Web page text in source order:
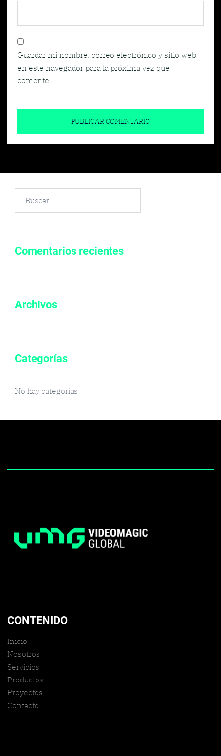
Guardar mi nombre, correo electrónico y sitio web
en este navegador para la próxima vez que
comente.
Comentarios recientes
Archivos
Categorías
No hay categorías
CONTENIDO
Inicio
Nosotros
Servicios
Productos
Proyectos
Contacto